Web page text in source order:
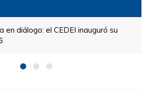
en diálogo: el CEDEI inauguró su